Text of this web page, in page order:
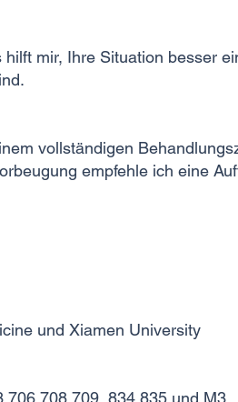
mir, Ihre Situation besser
vollständigen
empfehle ich eine
und Xiamen University
834,835 und M3